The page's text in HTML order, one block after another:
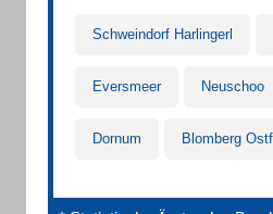
Schweindorf Harlingerl
Eversmeer Neuschoo
Dornum Blomberg